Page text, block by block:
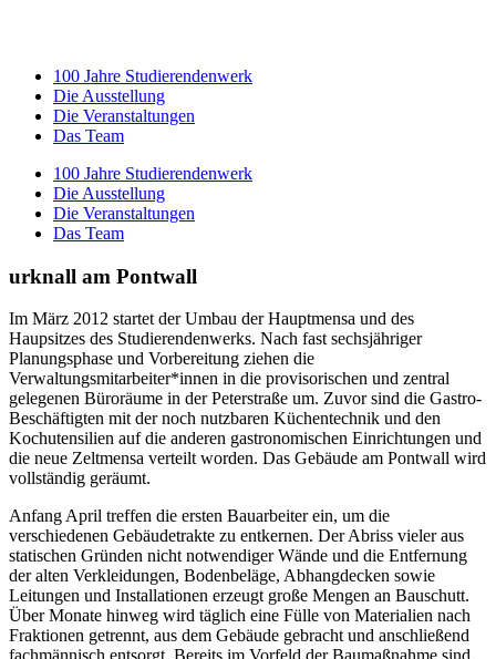
100 Jahre Studierendenwerk
Die Ausstellung
Die Veranstaltungen
Das Team
100 Jahre Studierendenwerk
Die Ausstellung
Die Veranstaltungen
Das Team
urknall am Pontwall
Im März 2012 startet der Umbau der Hauptmensa und des
Haupsitzes des Studierendenwerks. Nach fast sechsjähriger
Planungsphase und Vorbereitung ziehen die
Verwaltungsmitarbeiter*innen in die provisorischen und zentral
gelegenen Büroräume in der Peterstraße um. Zuvor sind die Gastro-
Beschäftigten mit der noch nutzbaren Küchentechnik und den
Kochutensilien auf die anderen gastronomischen Einrichtungen und
die neue Zeltmensa verteilt worden. Das Gebäude am Pontwall wird
vollständig geräumt.
Anfang April treffen die ersten Bauarbeiter ein, um die
verschiedenen Gebäudetrakte zu entkernen. Der Abriss vieler aus
statischen Gründen nicht notwendiger Wände und die Entfernung
der alten Verkleidungen, Bodenbeläge, Abhangdecken sowie
Leitungen und Installationen erzeugt große Mengen an Bauschutt.
Über Monate hinweg wird täglich eine Fülle von Materialien nach
Fraktionen getrennt, aus dem Gebäude gebracht und anschließend